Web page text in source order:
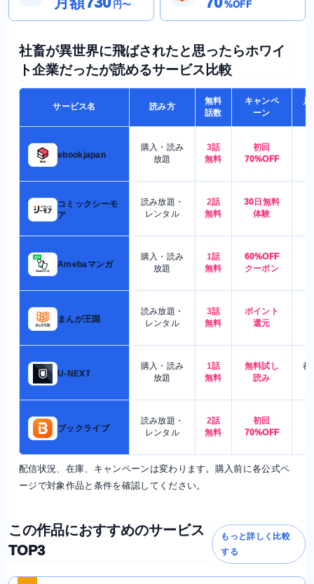
円〜 %OFF
社畜が異世界に飛ばされたと思ったらホワイ
ト企業だったが読めるサービス比較
サービス名 読み方
無料
話数
キャンペ
ーン
月
ebookjapan
購入・読み
放題
3話
無料
初回
70%OFF
コミックシーモ
ア
読み放題・
レンタル
2話
無料
30日無料
体験
Amebaマンガ
購入・読み
放題
1話
無料
60%OFF
クーポン
まんが王国
読み放題・
レンタル
3話
無料
ポイント
還元
U-NEXT
購入・読み
放題
1話
無料
無料試し
読み
都
ブックライブ
読み放題・
レンタル
2話
無料
初回
70%OFF
配信状況、在庫、キャンペーンは変わります。購入前に各公式ペ
ージで対象作品と条件を確認してください。
この作品におすすめのサービス
TOP3
もっと詳しく比較
する